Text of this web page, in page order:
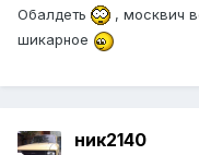
Обалдеть , москвич
шикарное
ник2140